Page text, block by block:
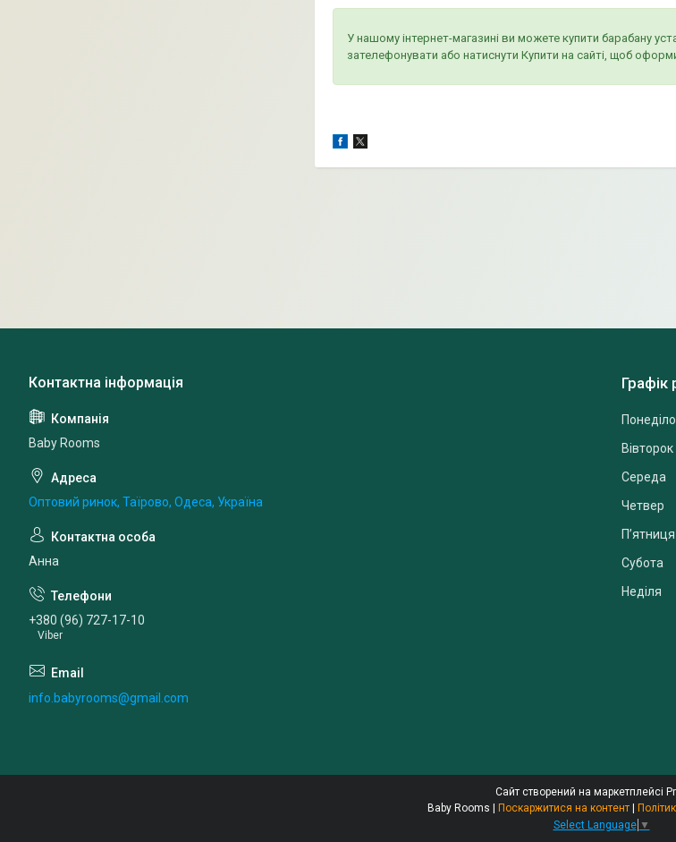
У нашому інтернет-магазині ви можете купити барабану
зателефонувати або натиснути Купити на сайті, щоб
Baby Rooms
Оптовий ринок, Таїрово, Одеса, Україна
Анна
+380 (96) 727-17-10
Viber
info.babyrooms@gmail.com
Графік
Вівторок
Середа
Четвер
Пʼятниця
Субота
Неділя
Сайт створений на маркетплейсі
Baby Rooms | Поскаржитися на контент |
Select Language ▼